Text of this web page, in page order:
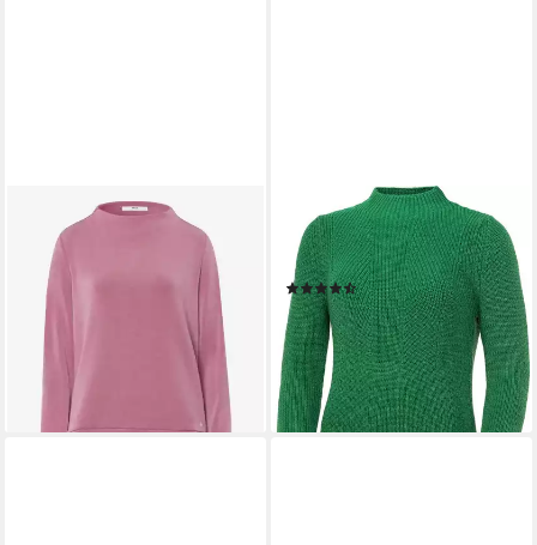
Sweatshirt
76,42 €
-15%
lieferbar - in 3-4 Werktagen bei dir
EMILIA PARKER
Stehkragenpullover mit
effektvollem Patentstrick
(29)
59,99 € UVP79,95 €
-25%
lieferbar - in 2-3 Werktagen bei dir